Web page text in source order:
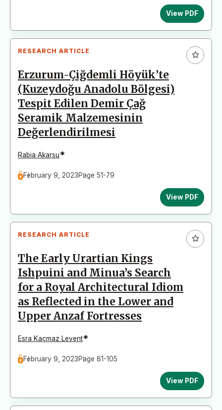
View PDF
RESEARCH ARTICLE
Erzurum-Çiğdemli Höyük’te
(Kuzeydoğu Anadolu Bölgesi)
Tespit Edilen Demir Çağ
Seramik Malzemesinin
Değerlendirilmesi
Rabia Akarsu*
February 9, 2023Page 51-79
View PDF
RESEARCH ARTICLE
The Early Urartian Kings
Ishpuini and Minua’s Search
for a Royal Architectural Idiom
as Reflected in the Lower and
Upper Anzaf Fortresses
Esra Kaçmaz Levent*
February 9, 2023Page 81-105
View PDF